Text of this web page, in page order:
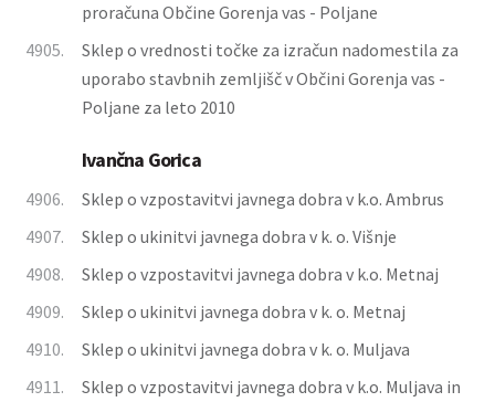
proračuna Občine Gorenja vas - Poljane
4905.
Sklep o vrednosti točke za izračun nadomestila za
uporabo stavbnih zemljišč v Občini Gorenja vas -
Poljane za leto 2010
Ivančna Gorica
4906.
Sklep o vzpostavitvi javnega dobra v k.o. Ambrus
4907.
Sklep o ukinitvi javnega dobra v k. o. Višnje
4908.
Sklep o vzpostavitvi javnega dobra v k.o. Metnaj
4909.
Sklep o ukinitvi javnega dobra v k. o. Metnaj
4910.
Sklep o ukinitvi javnega dobra v k. o. Muljava
4911.
Sklep o vzpostavitvi javnega dobra v k.o. Muljava in